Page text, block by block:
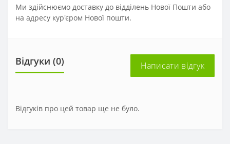
Ми здійснюємо доставку до відділень Нової Пошти або
на адресу кур'єром Нової пошти.
Відгуки (0) Написати відгук
Відгуків про цей товар ще не було.